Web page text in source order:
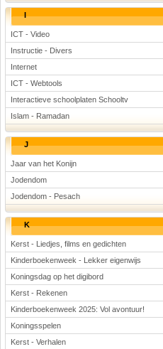
I
ICT - Video
Instructie - Divers
Internet
ICT - Webtools
Interactieve schoolplaten Schooltv
Islam - Ramadan
J
Jaar van het Konijn
Jodendom
Jodendom - Pesach
K
Kerst - Liedjes, films en gedichten
Kinderboekenweek - Lekker eigenwijs
Koningsdag op het digibord
Kerst - Rekenen
Kinderboekenweek 2025: Vol avontuur!
Koningsspelen
Kerst - Verhalen